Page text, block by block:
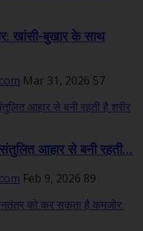
खांसी-बुखार के साथ
Mar 31, 2026 57
आहार से बनी रहती...
Feb 9, 2026 89